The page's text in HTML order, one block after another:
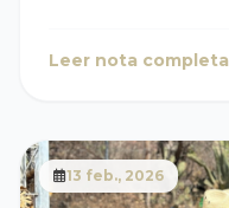
Leer nota completa
13 feb., 2026